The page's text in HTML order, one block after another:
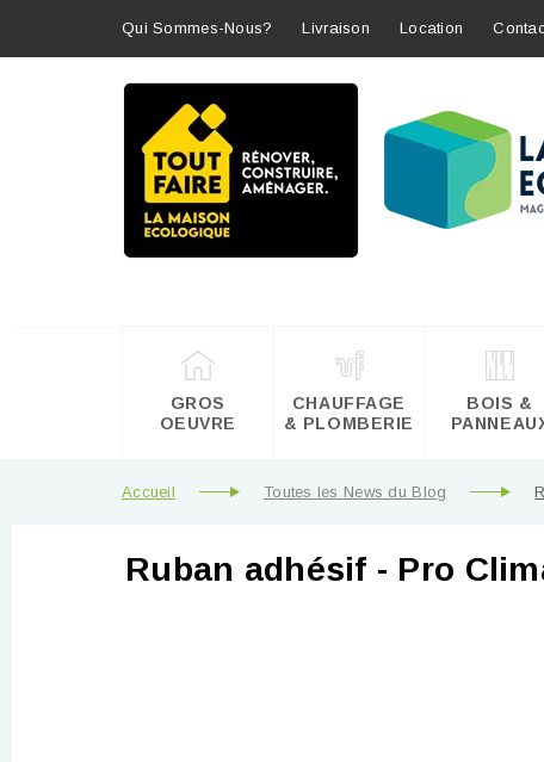
Qui Sommes-Nous? Livraison Location
GROS
OEUVRE
CHAUFFAGE
& PLOMBERIE
BOIS &
Accueil Toutes les News du Blog
Ruban adhésif - Pro